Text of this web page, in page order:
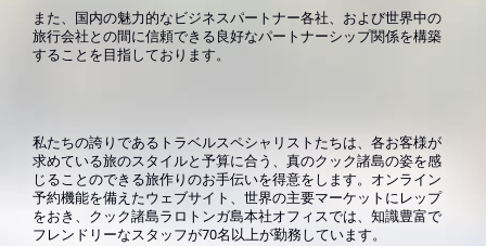
また、国内の魅力的なビジネスパートナー各社、および世界中の
旅行会社との間に信頼できる良好なパートナーシップ関係を構築
することを目指しております。
私たちの誇りであるトラベルスペシャリストたちは、各お客様が
求めている旅のスタイルと予算に合う、真のクック諸島の姿を感
じることのできる旅作りのお手伝いを得意をします。オンライン
予約機能を備えたウェブサイト、世界の主要マーケットにレップ
をおき、クック諸島ラロトンガ島本社オフィスでは、知識豊富で
フレンドリーなスタッフが70名以上が勤務しています。